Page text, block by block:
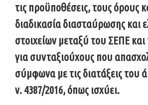
τις προϋποθέσεις, τους όρους
διαδικασία διασταύρωσης και
στοιχείων μεταξύ του ΣΕΠΕ
για συνταξιούχους που
σύμφωνα με τις διατάξεις του
ν. 4387/2016, όπως ισχύει.